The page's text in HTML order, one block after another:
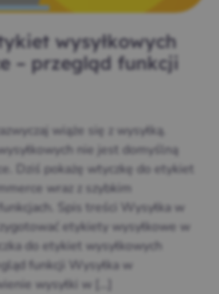
wysyłkowych
– przegląd funkcji
wiąże się z wysyłką.
nie jest domyślną
Dziś pokażę wtyczkę do etykiet
wraz z szybkim
Spis treści Wysyłka w
etykiety wysyłkowe w
do etykiet wysyłkowych
funkcji Wysyłka w
wysyłki w […]